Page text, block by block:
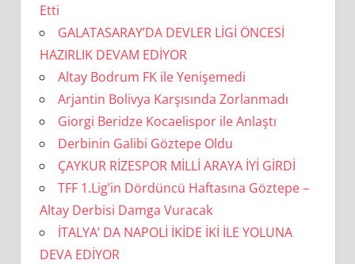
Etti
GALATASARAY’DA DEVLER LİGİ ÖNCESİ
HAZIRLIK DEVAM EDİYOR
Altay Bodrum FK ile Yenişemedi
Arjantin Bolivya Karşısında Zorlanmadı
Giorgi Beridze Kocaelispor ile Anlaştı
Derbinin Galibi Göztepe Oldu
ÇAYKUR RİZESPOR MİLLİ ARAYA İYİ GİRDİ
TFF 1.Lig’in Dördüncü Haftasına Göztepe –
Altay Derbisi Damga Vuracak
İTALYA’ DA NAPOLİ İKİDE İKİ İLE YOLUNA
DEVA EDİYOR